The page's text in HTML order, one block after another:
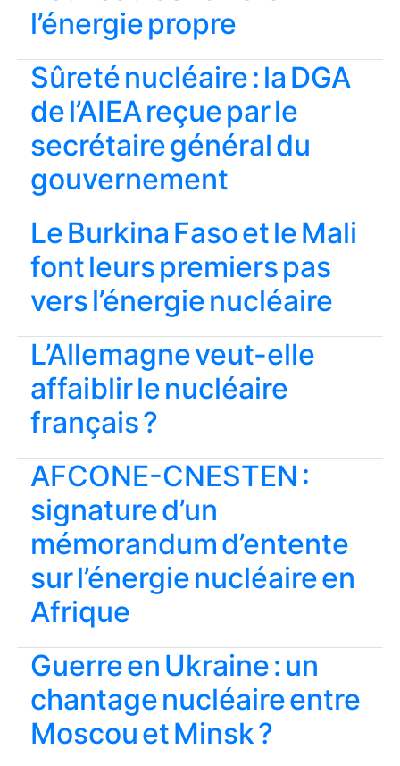
l’énergie propre
Sûreté nucléaire : la DGA
de l’AIEA reçue par le
secrétaire général du
gouvernement
Le Burkina Faso et le Mali
font leurs premiers pas
vers l’énergie nucléaire
L’Allemagne veut-elle
affaiblir le nucléaire
français ?
AFCONE-CNESTEN :
signature d’un
mémorandum d’entente
sur l’énergie nucléaire en
Afrique
Guerre en Ukraine : un
chantage nucléaire entre
Moscou et Minsk ?